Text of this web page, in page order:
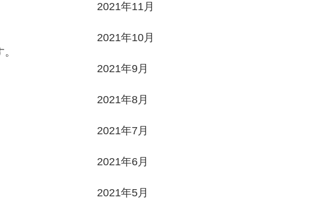
2021年11月
2021年10月
2021年9月
2021年8月
2021年7月
2021年6月
2021年5月